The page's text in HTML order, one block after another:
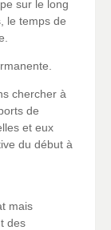
sur le long
le temps de
chercher à
de
et eux
du début à
mais
des